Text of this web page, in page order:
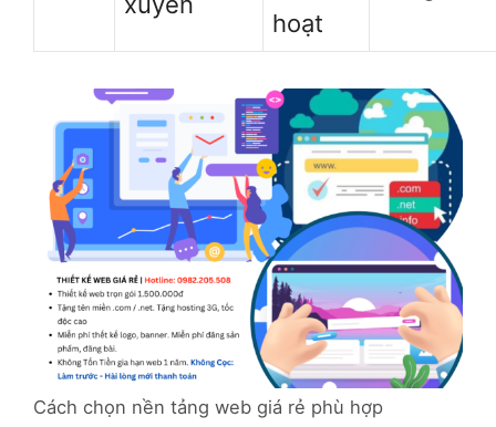
hoạt
Cách chọn nền tảng web giá rẻ phù hợp